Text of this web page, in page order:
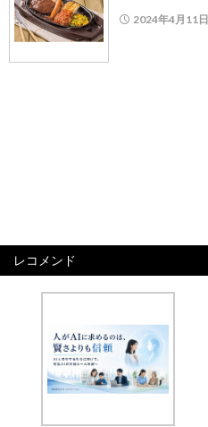
2024年4月11日
レコメンド